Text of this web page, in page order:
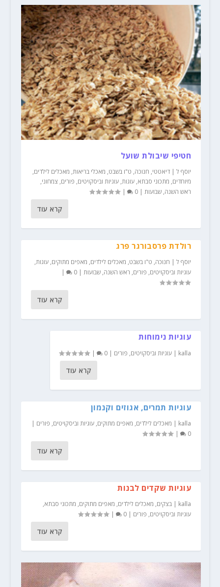
חטיפי שיבולת שועל
יוסף ל| דיאטטי, חנוכה, ט"ו בשבט, מאכלי בריאות, מאכלים לילדים,
מיוחדים, מתכוני סבתא, עוגות, עוגיות וביסקויטים, פורים, צמחוני,
ראש השנה, שבועות|
0
|
קרא עוד
רולדת פרסבורגר פרג
יוסף ל| חנוכה, ט"ו בשבט, מאכלים לילדים, מאפים מתוקים, עוגות,
עוגיות וביסקויטים, פורים, ראש השנה, שבועות|
0
|
קרא עוד
עוגיות נימוחות
kalla
| עוגיות וביסקויטים, פורים |
0
|
קרא עוד
עוגיות תמרים, אגוזים וקנמון
kalla
| מאכלים לילדים, מאפים מתוקים, עוגיות וביסקויטים, פורים |
0
|
קרא עוד
עוגיות שקדים לבנות
kalla
| בצקים, מאכלים לילדים, מאפים מתוקים, מתכוני סבתא,
עוגיות וביסקויטים, פורים |
0
|
קרא עוד